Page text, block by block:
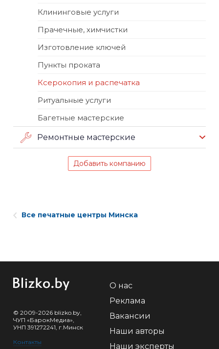
Клининговые услуги
Прачечные, химчистки
Изготовление ключей
Пункты проката
Ксерокопия и распечатка
Ритуальные услуги
Багетные мастерские
Ремонтные мастерские
Добавить компанию
Все печатные центры Минска
© 2009-2026 blizko.by,
ЧУП «БарокМедиа»,
УНП 391272241, г.Минск
Контакты
О нас
Реклама
Вакансии
Наши авторы
Наши эксперты